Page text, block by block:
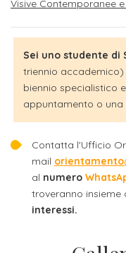
Collaborazioni
Partners
Master
Executive
ATTIVITÀ
DIDATTICA
di
studio
Progetti
Studentesca
SERVIZI
AL
per
studenti
saloni
dell'orientamento
Visive Contemporanee
Sei uno studente di
triennio
biennio specialistico
appuntamento o una
Contatta l'Ufficio
mail
al numero
troveranno insieme
interessi.